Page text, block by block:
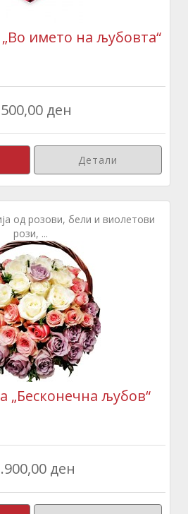
„Во името на љубовта“
ден
Детали
од розови, бели и виолетови
рози, ...
„Бесконечна љубов“
ден